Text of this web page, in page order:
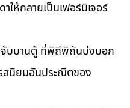
ให้กลายเป็นเฟอร์นิเจอร์
จับบานตู้ ที่พิถีพิถันบ่งบอก
รสนิยมอันประณีตของ